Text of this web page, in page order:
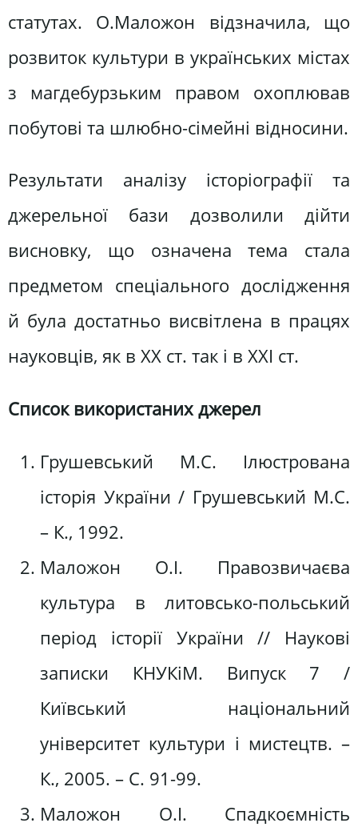
статутах. О.Маложон відзначила, що
розвиток культури в українських містах
з магдебурзьким правом охоплював
побутові та шлюбно-сімейні відносини.
Результати аналізу історіографії та
джерельної бази дозволили дійти
висновку, що означена тема стала
предметом спеціального дослідження
й була достатньо висвітлена в працях
науковців, як в ХХ ст. так і в ХХІ ст.
Список використаних джерел
Грушевський М.С. Ілюстрована
історія України / Грушевський М.С.
– К., 1992.
Маложон О.І. Правозвичаєва
культура в литовсько-польський
період історії України // Наукові
записки КНУКіМ. Випуск 7 /
Київський національний
університет культури і мистецтв. –
К., 2005. – С. 91-99.
Маложон О.І. Спадкоємність